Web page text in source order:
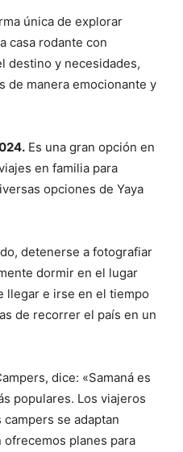
única de explorar
casa rodante con
destino y necesidades,
de manera emocionante y
Es una gran opción en
en familia para
opciones de Yaya
detenerse a fotografiar
dormir en el lugar
llegar e irse en el tiempo
de recorrer el país en un
dice: «Samaná es
populares. Los viajeros
se adaptan
planes para